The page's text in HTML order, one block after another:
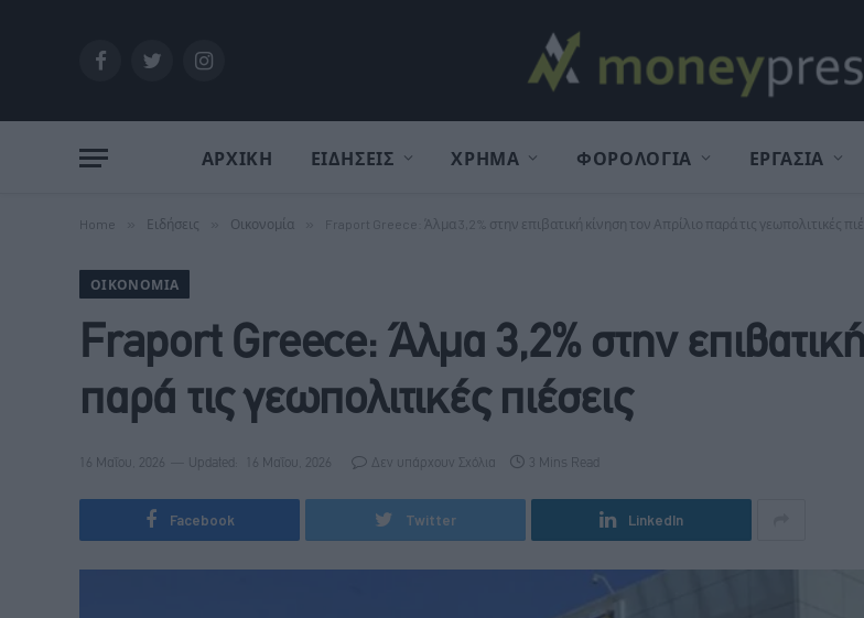
FacebookTwitterInstagram
ΑΡΧΙΚΗ ΕΙΔΗΣΕΙΣ ΧΡΗΜΑ ΦΟΡΟΛΟΓΙΑ ΕΡΓΑΣΙΑ
Home Ειδήσεις Οικονομία Fraport Greece: Άλμα 3,2% στην επιβατική κίνηση τον Απρίλιο παρά τις γεωπολιτικές
ΟΙΚΟΝΟΜΊΑ
Fraport Greece: Άλμα 3,2% στην
παρά τις γεωπολιτικές πιέσεις
16 Μαΐου, 2026 Updated: 16 Μαΐου, 2026 Δεν υπάρχουν Σχόλια 3 Mins Read
Facebook Twitter LinkedIn